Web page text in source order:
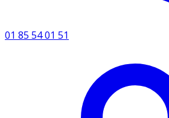
01 85 54 01 51